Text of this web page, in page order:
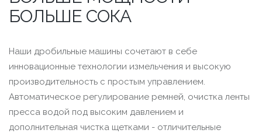
БОЛЬШЕ СОКА
Наши дробильные машины сочетают в себе
инновационные технологии измельчения и высокую
производительность с простым управлением.
Автоматическое регулирование ремней, очистка ленты
пресса водой под высоким давлением и
дополнительная чистка щетками - отличительные